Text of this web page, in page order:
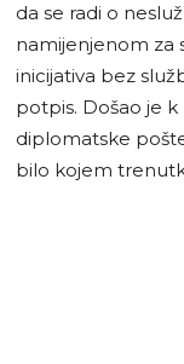
da se radi o
namijenjenom za
inicijativa bez
potpis. Došao je
diplomatske
bilo kojem